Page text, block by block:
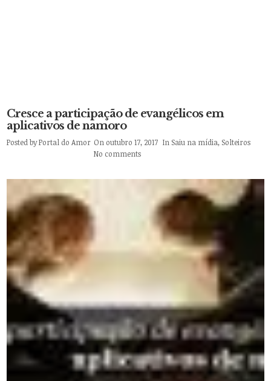
Cresce a participação de evangélicos em
aplicativos de namoro
Posted byPortal do Amor On outubro 17, 2017 In Saiu na mídia, Solteiros
No comments